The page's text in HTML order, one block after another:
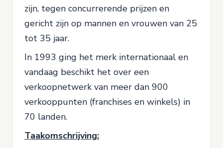
zijn, tegen concurrerende prijzen en
gericht zijn op mannen en vrouwen van 25
tot 35 jaar.
In 1993 ging het merk internationaal en
vandaag beschikt het over een
verkoopnetwerk van meer dan 900
verkooppunten (franchises en winkels) in
70 landen.
Taakomschrijving: